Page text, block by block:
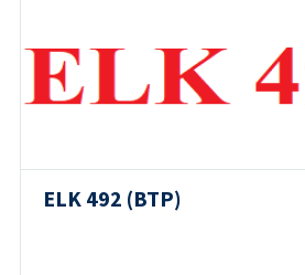
ELK 492 (BTP)